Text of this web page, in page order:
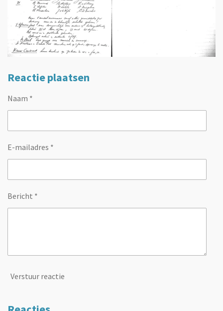
Reactie plaatsen
Naam *
E-mailadres *
Bericht *
Verstuur reactie